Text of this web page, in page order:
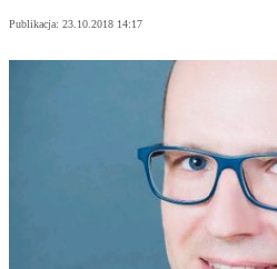
Publikacja: 23.10.2018 14:17